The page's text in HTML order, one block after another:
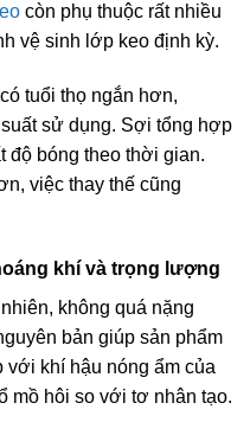
còn phụ thuộc rất nhiều
vệ sinh lớp keo định kỳ.
tuổi thọ ngắn hơn,
sử dụng. Sợi tổng hợp
độ bóng theo thời gian.
việc thay thế cũng
khí và trọng lượng
không quá nặng
bản giúp sản phẩm
với khí hậu nóng ẩm của
mồ hôi so với tơ nhân tạo.